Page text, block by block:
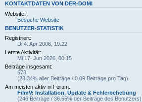
KONTAKTDATEN VON DER-DOMI
Website:
Besuche Website
BENUTZER-STATISTIK
Registriert:
Di 4. Apr 2006, 19:22
Letzte Aktivität:
Mi 17. Jun 2026, 00:15
Beiträge insgesamt:
673
(28.34% aller Beiträge / 0.09 Beiträge pro Tag)
Am meisten aktiv in Forum:
FilmV: Installation, Update & Fehlerbehebung
(246 Beiträge / 36.55% der Beiträge des Benutzers)